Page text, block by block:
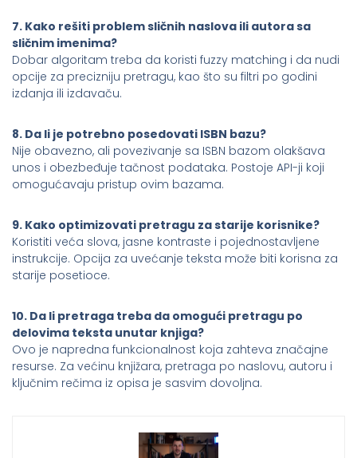
7. Kako rešiti problem sličnih naslova ili autora sa
sličnim imenima?
Dobar algoritam treba da koristi fuzzy matching i da nudi
opcije za precizniju pretragu, kao što su filtri po godini
izdanja ili izdavaču.
8. Da li je potrebno posedovati ISBN bazu?
Nije obavezno, ali povezivanje sa ISBN bazom olakšava
unos i obezbeđuje tačnost podataka. Postoje API-ji koji
omogućavaju pristup ovim bazama.
9. Kako optimizovati pretragu za starije korisnike?
Koristiti veća slova, jasne kontraste i pojednostavljene
instrukcije. Opcija za uvećanje teksta može biti korisna za
starije posetioce.
10. Da li pretraga treba da omogući pretragu po
delovima teksta unutar knjiga?
Ovo je napredna funkcionalnost koja zahteva značajne
resurse. Za većinu knjižara, pretraga po naslovu, autoru i
ključnim rečima iz opisa je sasvim dovoljna.